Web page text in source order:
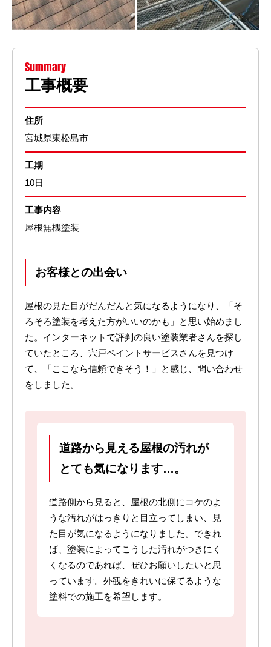
Summary
工事概要
住所
宮城県東松島市
工期
10日
工事内容
屋根無機塗装
お客様との出会い
屋根の見た目がだんだんと気になるようになり、「そ
ろそろ塗装を考えた方がいいのかも」と思い始めまし
た。インターネットで評判の良い塗装業者さんを探し
ていたところ、宍戸ペイントサービスさんを見つけ
て、「ここなら信頼できそう！」と感じ、問い合わせ
をしました。
道路から見える屋根の汚れが
とても気になります…。
道路側から見ると、屋根の北側にコケのよ
うな汚れがはっきりと目立ってしまい、見
た目が気になるようになりました。できれ
ば、塗装によってこうした汚れがつきにく
くなるのであれば、ぜひお願いしたいと思
っています。外観をきれいに保てるような
塗料での施工を希望します。